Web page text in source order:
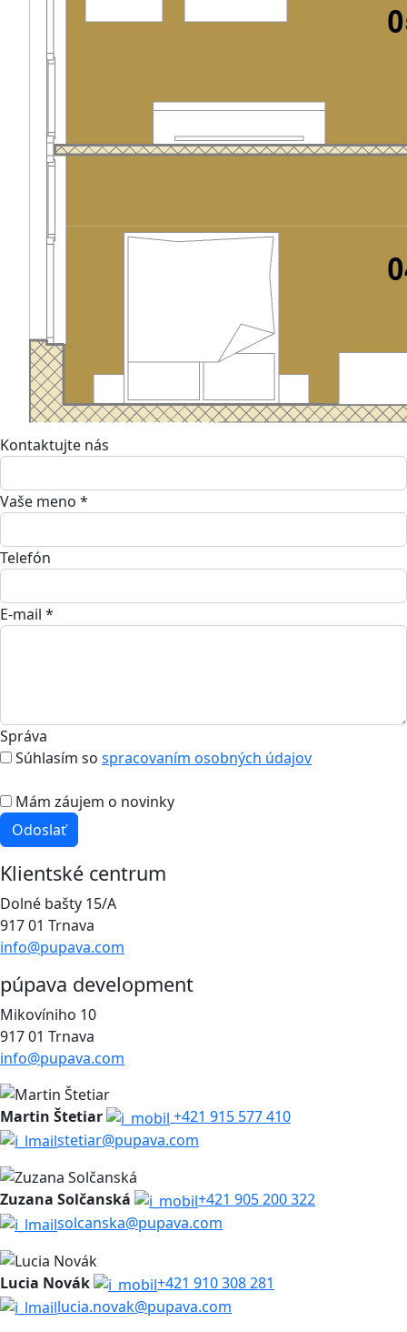
Kontaktujte nás
Vaše meno *
Telefón
E-mail *
Správa
Súhlasím so spracovaním osobných údajov
Mám záujem o novinky
Odoslať
Klientské centrum
Dolné bašty 15/A
917 01 Trnava
info@pupava.com
púpava development
Mikovíniho 10
917 01 Trnava
info@pupava.com
Martin Štetiar
+421 915 577 410
stetiar@pupava.com
Zuzana Solčanská
+421 905 200 322
solcanska@pupava.com
Lucia Novák
+421 910 308 281
lucia.novak@pupava.com